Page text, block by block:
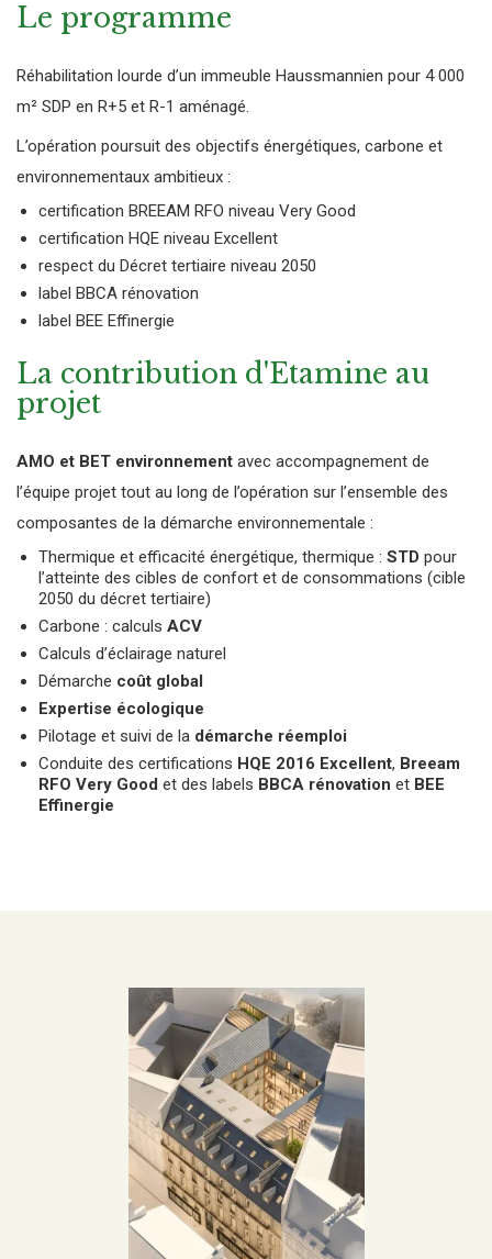
Le programme
Réhabilitation lourde d’un immeuble Haussmannien pour 4 000
m² SDP en R+5 et R-1 aménagé.
L’opération poursuit des objectifs énergétiques, carbone et
environnementaux ambitieux :
certification BREEAM RFO niveau Very Good
certification HQE niveau Excellent
respect du Décret tertiaire niveau 2050
label BBCA rénovation
label BEE Effinergie
La contribution d'Etamine au
projet
AMO et BET environnement avec accompagnement de
l’équipe projet tout au long de l’opération sur l’ensemble des
composantes de la démarche environnementale :
Thermique et efficacité énergétique, thermique : STD pour
l’atteinte des cibles de confort et de consommations (cible
2050 du décret tertiaire)
Carbone : calculs ACV
Calculs d’éclairage naturel
Démarche coût global
Expertise écologique
Pilotage et suivi de la démarche réemploi
Conduite des certifications HQE 2016 Excellent, Breeam
RFO Very Good et des labels BBCA rénovation et BEE
Effinergie